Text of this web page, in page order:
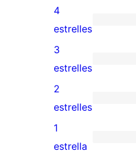
valoracions
de
5
estrelles
0
valoracions
de
4
estrelles
4
estrelles
0
valoracions
de
3
estrelles
3
estrelles
0
valoracions
de
2
estrelles
0
1
estrella